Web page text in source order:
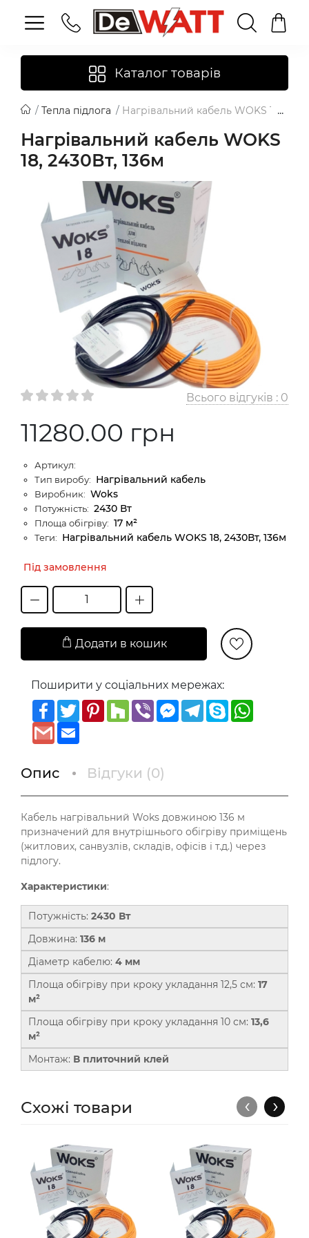
Каталог товарів
Тепла підлога Нагрівальний кабель WOKS 18,
Нагрівальний кабель WOKS
18, 2430Вт, 136м
Всього відгуків : 0
11280.00 грн
Артикул:
Тип виробу: Нагрівальний кабель
Виробник: Woks
Потужність: 2430 Вт
Площа обігріву: 17 м²
Теги: Нагрівальний кабель WOKS 18, 2430Вт, 136м
Під замовлення
Додати в кошик
Поширити у соціальних мережах:
Facebook
TwitterPinterest
HouzzViberMessenger
Telegram
Skype
Gmail
Опис Відгуки (0)
Кабель нагрівальний Woks довжиною 136 м
призначений для внутрішнього обігріву приміщень
(житлових, санвузлів, складів, офісів і т.д.) через
підлогу.
Характеристики:
Потужність: 2430 Вт
Довжина: 136 м
Діаметр кабелю: 4 мм
Площа обігріву при кроку укладання 12,5 см: 17
м²
Площа обігріву при кроку укладання 10 см: 13,6
м²
Монтаж: В плиточний клей
Схожі товари ‹ ›